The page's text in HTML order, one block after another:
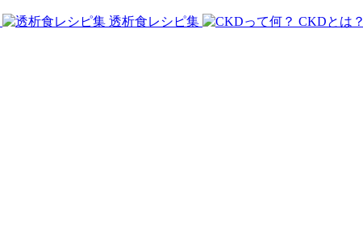
透析食レシピ集 CKDとは？